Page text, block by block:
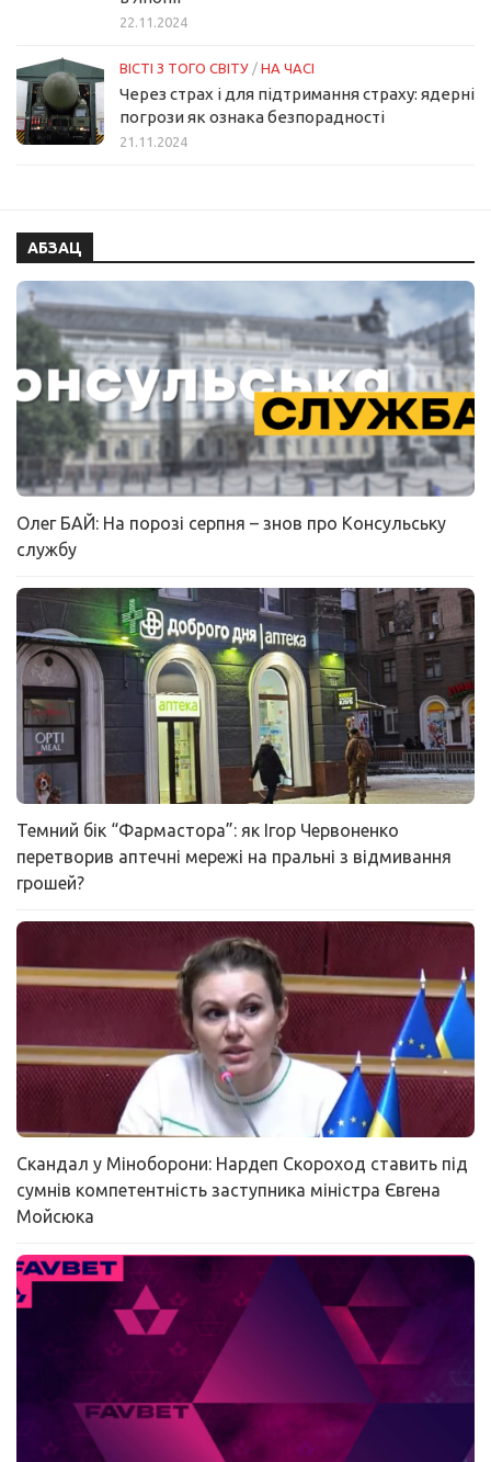
22.11.2024
ВІСТІ З ТОГО СВІТУ / НА ЧАСІ
Через страх і для підтримання страху: ядерні
погрози як ознака безпорадності
21.11.2024
АБЗАЦ
Олег БАЙ: На порозі серпня – знов про Консульську
службу
Темний бік “Фармастора”: як Ігор Червоненко
перетворив аптечні мережі на пральні з відмивання
грошей?
Скандал у Міноборони: Нардеп Скороход ставить під
сумнів компетентність заступника міністра Євгена
Мойсюка